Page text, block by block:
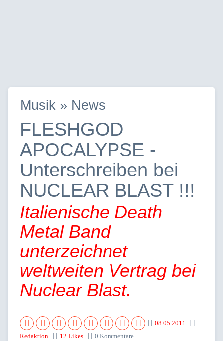
Musik » News
FLESHGOD
APOCALYPSE -
Unterschreiben bei
NUCLEAR BLAST !!!
Italienische Death
Metal Band
unterzeichnet
weltweiten Vertrag bei
Nuclear Blast.
08.05.2011
Redaktion
12 Likes 0 Kommentare